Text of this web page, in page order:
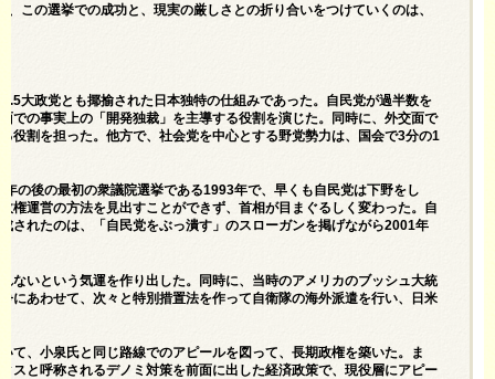
この選挙での成功と、現実の厳しさとの折り合いをつけていくのは、
大政党とも揶揄された日本独特の仕組みであった。自民党が過半数を
での事実上の「開発独裁」を主導する役割を演じた。同時に、外交面で
役割を担った。他方で、社会党を中心とする野党勢力は、国会で3分の1
の後の最初の衆議院選挙である1993年で、早くも自民党は下野をし
権運営の方法を見出すことができず、首相が目まぐるしく変わった。自
されたのは、「自民党をぶっ潰す」のスローガンを掲げながら2001年
ないという気運を作り出した。同時に、当時のアメリカのブッシュ大統
にあわせて、次々と特別措置法を作って自衛隊の海外派遣を行い、日米
て、小泉氏と同じ路線でのアピールを図って、長期政権を築いた。ま
スと呼称されるデノミ対策を前面に出した経済政策で、現役層にアピー